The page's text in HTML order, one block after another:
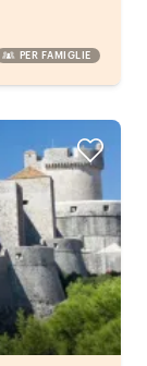
PER FAMIGLIE